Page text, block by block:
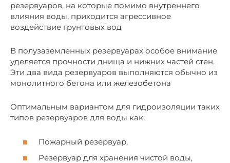
резервуаров, на которые помимо внутреннего
влияния воды, приходится агрессивное
воздействие грунтовых вод
В полузаземленных резервуарах особое внимание
уделяется прочности днища и нижних частей стен.
Эти два вида резервуаров выполняются обычно из
монолитного бетона или железобетона
Оптимальным вариантом для гидроизоляции таких
типов резервуаров для воды как:
Пожарный резервуар,
Резервуар для хранения чистой воды,